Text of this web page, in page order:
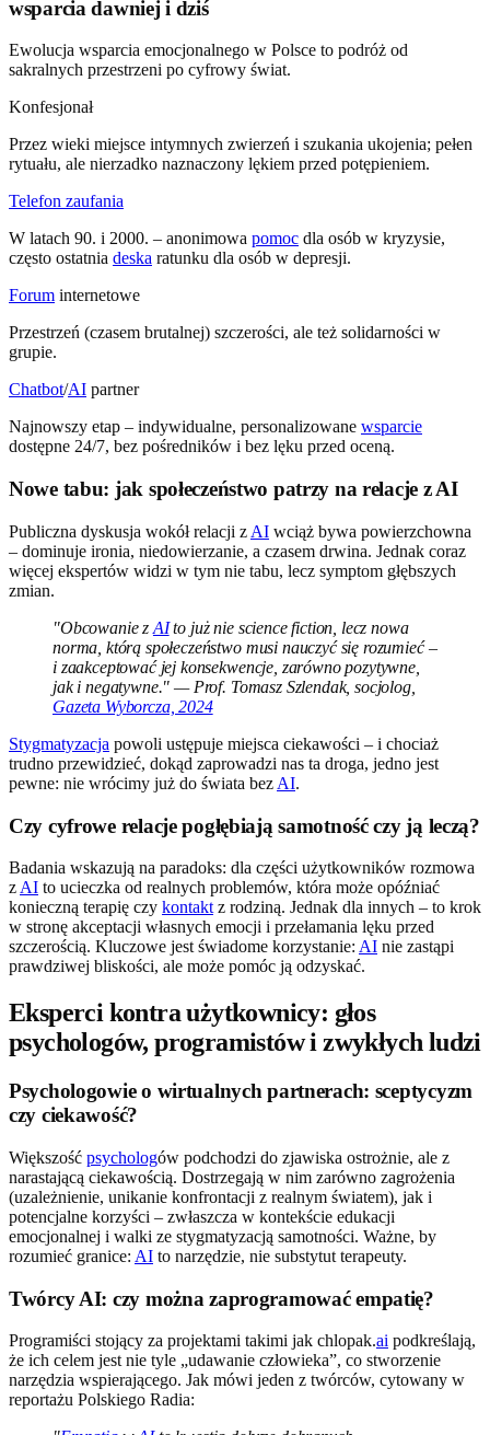
wsparcia dawniej i dziś
Ewolucja wsparcia emocjonalnego w Polsce to podróż od
sakralnych przestrzeni po cyfrowy świat.
Konfesjonał
Przez wieki miejsce intymnych zwierzeń i szukania ukojenia; pełen
rytuału, ale nierzadko naznaczony lękiem przed potępieniem.
Telefon zaufania
W latach 90. i 2000. – anonimowa pomoc dla osób w kryzysie,
często ostatnia deska ratunku dla osób w depresji.
Forum internetowe
Przestrzeń (czasem brutalnej) szczerości, ale też solidarności w
grupie.
Chatbot/AI partner
Najnowszy etap – indywidualne, personalizowane wsparcie
dostępne 24/7, bez pośredników i bez lęku przed oceną.
Nowe tabu: jak społeczeństwo patrzy na relacje z AI
Publiczna dyskusja wokół relacji z AI wciąż bywa powierzchowna
– dominuje ironia, niedowierzanie, a czasem drwina. Jednak coraz
więcej ekspertów widzi w tym nie tabu, lecz symptom głębszych
zmian.
"Obcowanie z AIto już nie science fiction, lecz nowa
norma, którą społeczeństwo musi nauczyć się rozumieć –
i zaakceptować jej konsekwencje, zarówno pozytywne,
jak i negatywne." — Prof. Tomasz Szlendak, socjolog,
Gazeta Wyborcza, 2024
Stygmatyzacja powoli ustępuje miejsca ciekawości – i chociaż
trudno przewidzieć, dokąd zaprowadzi nas ta droga, jedno jest
pewne: nie wrócimy już do świata bez AI.
Czy cyfrowe relacje pogłębiają samotność czy ją leczą?
Badania wskazują na paradoks: dla części użytkowników rozmowa
z AI to ucieczka od realnych problemów, która może opóźniać
konieczną terapię czy kontakt z rodziną. Jednak dla innych – to krok
w stronę akceptacji własnych emocji i przełamania lęku przed
szczerością. Kluczowe jest świadome korzystanie: AI nie zastąpi
prawdziwej bliskości, ale może pomóc ją odzyskać.
Eksperci kontra użytkownicy: głos
psychologów, programistów i zwykłych ludzi
Psychologowie o wirtualnych partnerach: sceptycyzm
czy ciekawość?
Większość psychologów podchodzi do zjawiska ostrożnie, ale z
narastającą ciekawością. Dostrzegają w nim zarówno zagrożenia
(uzależnienie, unikanie konfrontacji z realnym światem), jak i
potencjalne korzyści – zwłaszcza w kontekście edukacji
emocjonalnej i walki ze stygmatyzacją samotności. Ważne, by
rozumieć granice: AI to narzędzie, nie substytut terapeuty.
Twórcy AI: czy można zaprogramować empatię?
Programiści stojący za projektami takimi jak chlopak.ai podkreślają,
że ich celem jest nie tyle „udawanie człowieka”, co stworzenie
narzędzia wspierającego. Jak mówi jeden z twórców, cytowany w
reportażu Polskiego Radia: